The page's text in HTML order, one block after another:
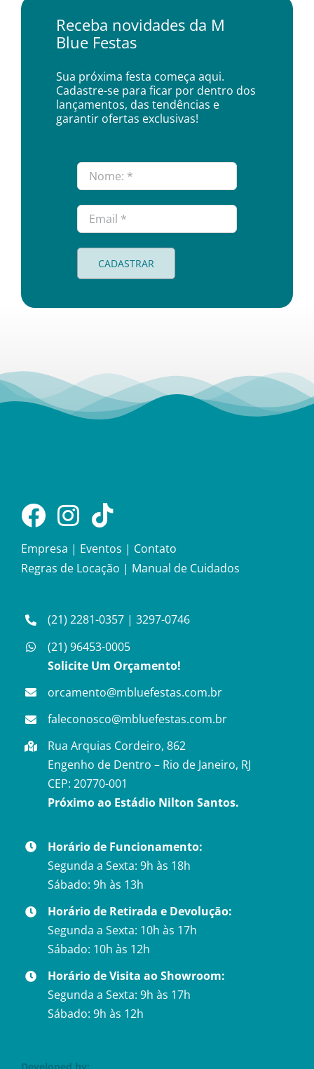
Receba novidades da M
Blue Festas
Sua próxima festa começa aqui.
Cadastre-se para ficar por dentro dos
lançamentos, das tendências e
garantir ofertas exclusivas!
CADASTRAR
Empresa | Eventos | Contato
Regras de Locação | Manual de Cuidados
(21) 2281-0357 |3297-0746
(21) 96453-0005
Solicite Um Orçamento!
orcamento@mbluefestas.com.br
faleconosco@mbluefestas.com.br
Rua Arquias Cordeiro, 862
Engenho de Dentro – Rio de Janeiro, RJ
CEP: 20770-001
Próximo ao Estádio Nilton Santos.
Horário de Funcionamento:
Segunda a Sexta: 9h às 18h
Sábado: 9h às 13h
Horário de Retirada e Devolução:
Segunda a Sexta: 10h às 17h
Sábado: 10h às 12h
Horário de Visita ao Showroom:
Segunda a Sexta: 9h às 17h
Sábado: 9h às 12h
Developed by: